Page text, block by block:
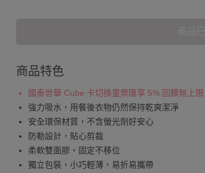
商品特色
國泰世華 Cube 卡切換童樂匯享 5% 回饋無上限
強力吸水，用餐後衣物仍然保持乾爽潔淨
安全環保材質，不含螢光劑好安心
防勒設計，貼心剪裁
柔軟雙面膠，固定不移位
獨立包裝，小巧輕薄，易折易攜帶